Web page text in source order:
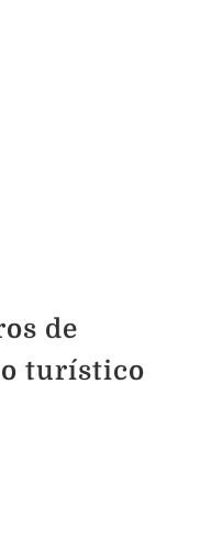
de
turístico